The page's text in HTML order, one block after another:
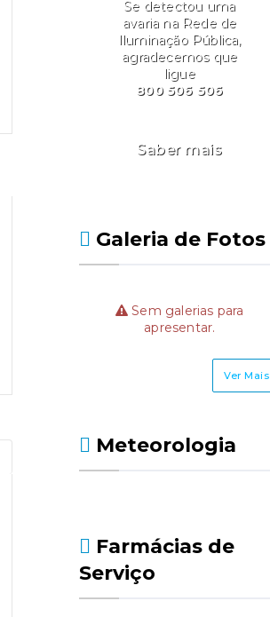
Se detectou uma
avaria na Rede de
Iluminação Pública,
agradecemos que
ligue
800 506 506
Saber mais
Galeria de Fotos
Sem galerias para
apresentar.
Ver Mais
Meteorologia
Farmácias de
Serviço